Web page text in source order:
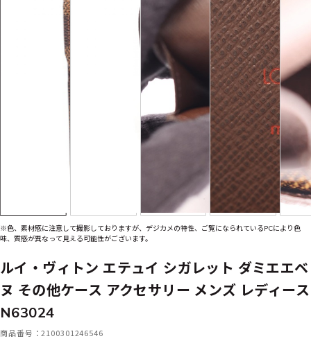
※色、素材感に注意して撮影しておりますが、デジカメの特性、ご覧になられているPCにより色
味、質感が異なって見える可能性がございます。
ルイ・ヴィトン エテュイ シガレット ダミエエベ
ヌ その他ケース アクセサリー メンズ レディース
N63024
商品番号：2100301246546